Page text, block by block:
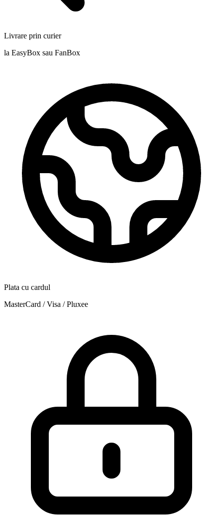
Livrare prin curier
la EasyBox sau FanBox
Plata cu cardul
MasterCard / Visa / Pluxee